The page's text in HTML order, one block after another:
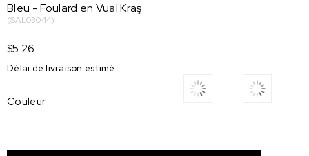
Bleu - Foulard en Vual Kraş
(SAL03044)
$5.26
Délai de livraison estimé :
Couleur